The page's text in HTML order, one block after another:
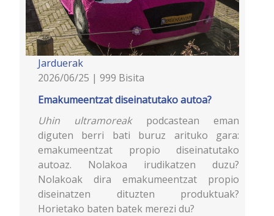
Jarduerak
2026/06/25 | 999 Bisita
Emakumeentzat diseinatutako autoa?
Uhin ultramoreakpodcastean eman
diguten berri bati buruz arituko gara:
emakumeentzat propio diseinatutako
autoaz. Nolakoa irudikatzen duzu?
Nolakoak dira emakumeentzat propio
diseinatzen dituzten produktuak?
Horietako baten batek merezi du?